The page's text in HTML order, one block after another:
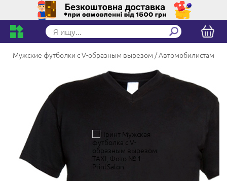
Мужские футболки с V-образным вырезом Автомобилистам